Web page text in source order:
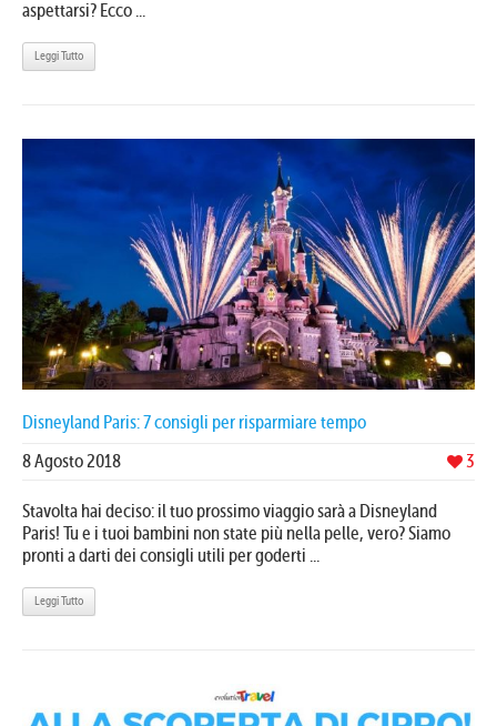
aspettarsi? Ecco ...
Leggi Tutto
Disneyland Paris: 7 consigli per risparmiare tempo
3
8 Agosto 2018
Stavolta hai deciso: il tuo prossimo viaggio sarà a Disneyland
Paris! Tu e i tuoi bambini non state più nella pelle, vero? Siamo
pronti a darti dei consigli utili per goderti ...
Leggi Tutto